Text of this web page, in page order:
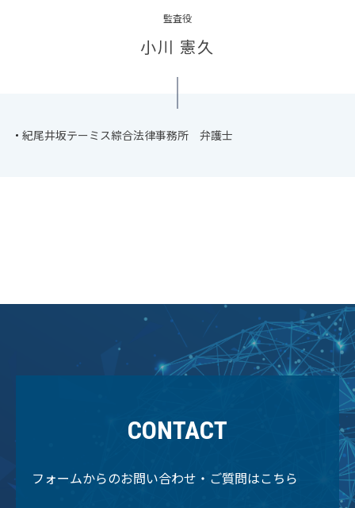
監査役
小川 憲久
紀尾井坂テーミス綜合法律事務所 弁護士
CONTACT
フォームからのお問い合わせ・ご質問はこちら